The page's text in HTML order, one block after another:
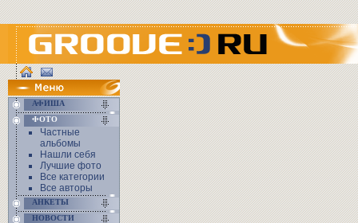
АФИША
ФОТО
Частные
альбомы
Нашли себя
Лучшие фото
Все категории
Все авторы
АНКЕТЫ
НОВОСТИ